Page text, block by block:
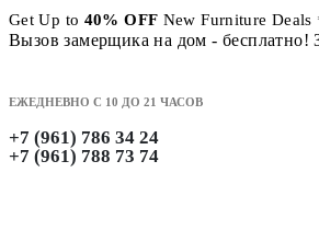
Get Up to 40% OFF New Furniture Deals
Вызов замерщика на дом - бесплатно!
ЕЖЕДНЕВНО С 10 ДО 21 ЧАСОВ
+7 (961) 786 34 24
+7 (961) 788 73 74